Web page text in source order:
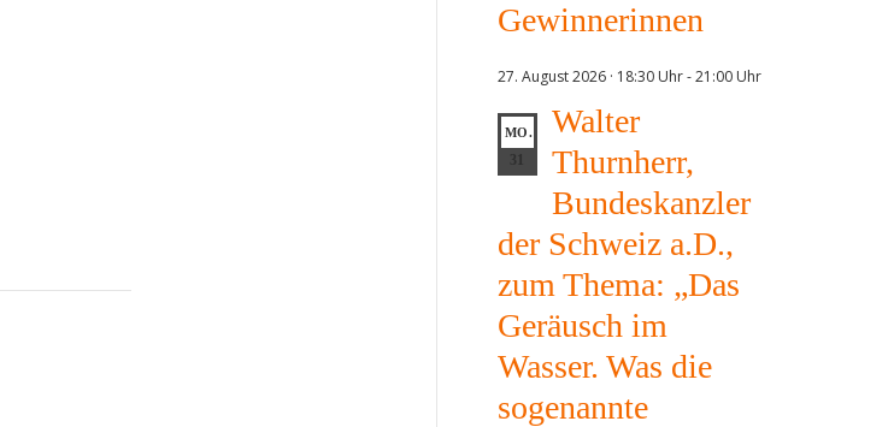
Gewinnerinnen
27. August 2026 · 18:30 Uhr-21:00 Uhr
MO.
Walter
Thurnherr,
Bundeskanzler
der Schweiz a.D.,
zum Thema: „Das
Geräusch im
Wasser. Was die
sogenannte